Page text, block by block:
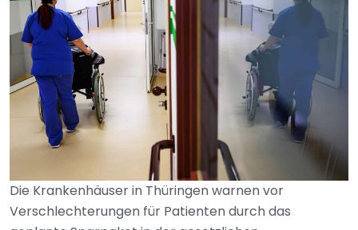
Die Krankenhäuser in Thüringen warnen vor
Verschlechterungen für Patienten durch das